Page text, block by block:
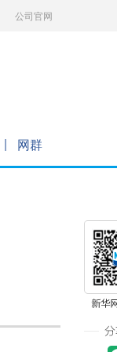
公司官网
网群